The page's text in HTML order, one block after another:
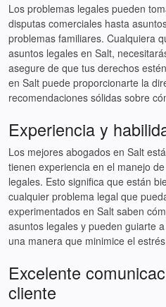
Los problemas legales pueden
disputas comerciales hasta
problemas familiares. Cualquiera
asuntos legales en Salt,
asegure de que tus derechos
en Salt puede proporcionarte la
recomendaciones sólidas sobre
Experiencia y
Los mejores abogados en Salt
tienen experiencia en el manejo
legales. Esto significa que están
cualquier problema legal que
experimentados en Salt saben
asuntos legales y pueden guiarte
una manera que minimice el
Excelente
cliente